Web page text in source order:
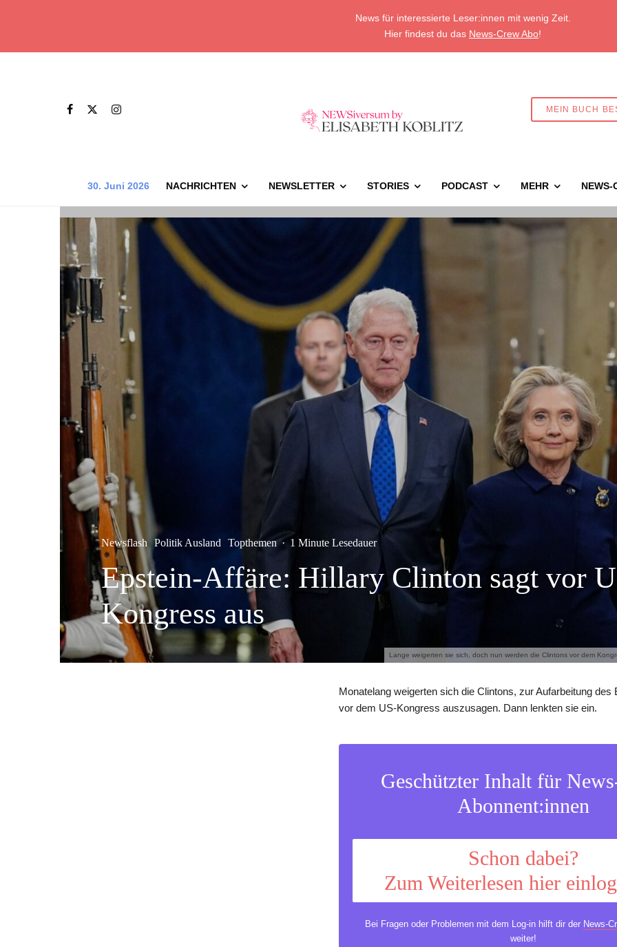
News für interessierte Leser:innen mit wenig Zeit.
Hier findest du das News-Crew Abo!
MEIN BUCH
30. Juni 2026 NACHRICHTEN NEWSLETTER STORIES PODCAST MEHR NEWS-
Lange weigerten sie sich, doch nun werden die Clintons vor dem
Newsflash Politik Ausland Topthemen · 1 Minute Lesedauer
Epstein-Affäre: Hillary Clinton sagt vor
Kongress aus
Monatelang weigerten sich die Clintons, zur Aufarbeitung des
vor dem US-Kongress auszusagen. Dann lenkten sie ein.
Geschützter Inhalt für
Abonnent:innen
Schon dabei?
Zum Weiterlesen hier
Bei Fragen oder Problemen mit dem Log-in hilft dir der News-
weiter!